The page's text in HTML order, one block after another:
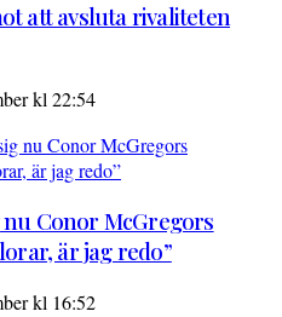
att avsluta rivaliteten
kl 22:54
nu Conor McGregors
är jag redo”
kl 16:52